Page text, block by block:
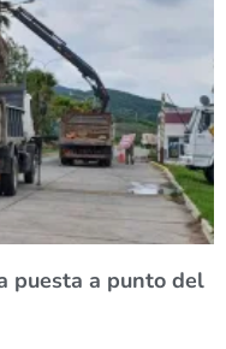
puesta a punto del